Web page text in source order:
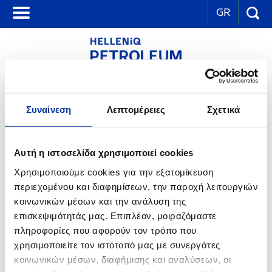
Συναίνεση Λεπτομέρειες Σχετικά
Αυτή η ιστοσελίδα χρησιμοποιεί cookies
Χρησιμοποιούμε cookies για την εξατομίκευση
περιεχομένου και διαφημίσεων, την παροχή λειτουργιών
κοινωνικών μέσων και την ανάλυση της
επισκεψιμότητάς μας. Επιπλέον, μοιραζόμαστε
πληροφορίες που αφορούν τον τρόπο που
χρησιμοποιείτε τον ιστότοπό μας με συνεργάτες
κοινωνικών μέσων, διαφήμισης και αναλύσεων, οι
GR
ΕΤΑΙΡΙΚΑ ΝΕΑ
Έκθεση αυτοψίας των Επιθεωρητών Περιβάλλοντος στο
27.05.2008
Σχετικά με την έκθεση αυτοψίας που συνέταξαν οι Επιθεωρητές
Περιβάλλοντος, έπειτα από έλεγχο που πραγματοποίησαν στο
διυλιστήριο Ελευσίνας, η ΕΛΛΗΝΙΚΑ ΠΕΤΡΕΛΑΙΑ Α.Ε. διευκρινίζει τα
παρακάτω:
Οι Επιθεωρητές Περιβάλλοντος πραγματοποίησαν στις 18/06/07
εκτεταμένο και λεπτομερή έλεγχο σε διάφορα σημεία στο
διυλιστήριο Ελευσίνας και διαπίστωσαν συνολικά 5 αποκλίσεις. Οι
συγκεκριμένες αποκλίσεις δεν αφορούν τις ουσιαστικές
περιβαλλοντικές επιδόσεις του διυλιστηρίου, αλλά τυπικά θέματα
αμιγώς διοικητικής – υπηρεσιακής φύσεως.